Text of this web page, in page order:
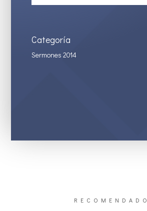
Categoría
Sermones 2014
RECOMENDADO